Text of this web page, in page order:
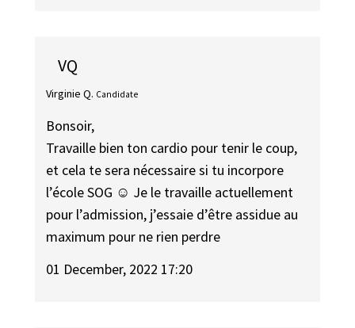
VQ
Virginie Q. Candidate
Bonsoir,
Travaille bien ton cardio pour tenir le coup,
et cela te sera nécessaire si tu incorpore
l’école SOG ☺️ Je le travaille actuellement
pour l’admission, j’essaie d’être assidue au
maximum pour ne rien perdre
01 December, 2022 17:20